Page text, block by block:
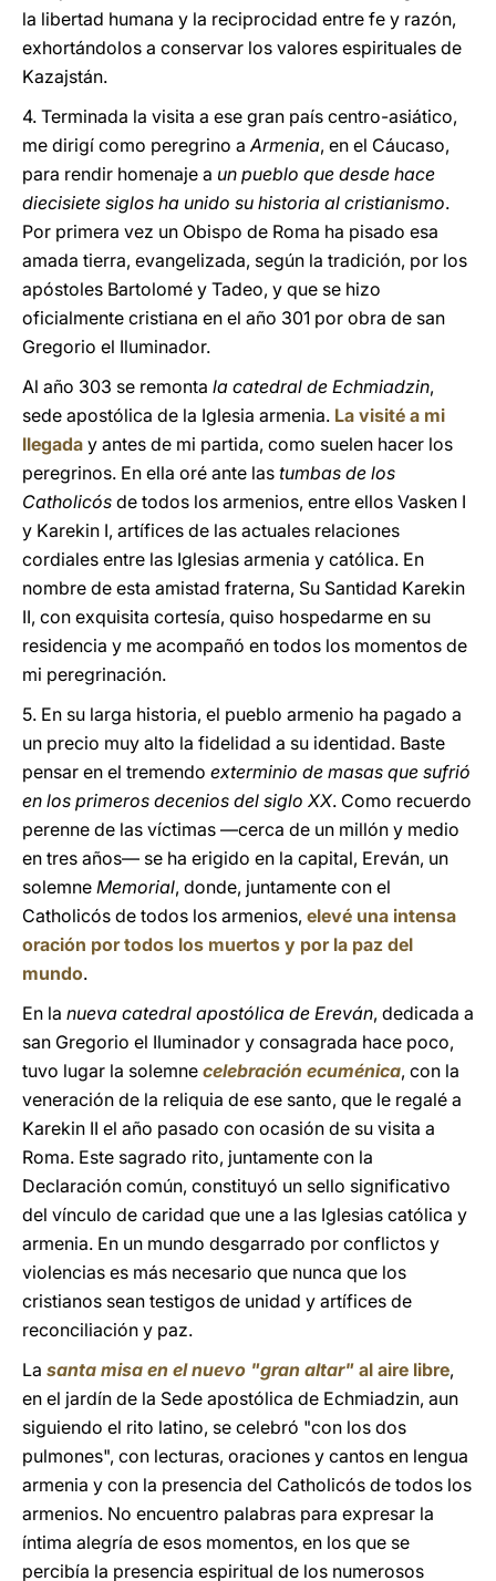
la libertad humana y la reciprocidad entre fe y razón,
exhortándolos a conservar los valores espirituales de
Kazajstán.
4. Terminada la visita a ese gran país centro-asiático,
me dirigí como peregrino aArmenia, en el Cáucaso,
para rendir homenaje a un pueblo que desde hace
diecisiete siglos ha unido su historia al cristianismo.
Por primera vez un Obispo de Roma ha pisado esa
amada tierra, evangelizada, según la tradición, por los
apóstoles Bartolomé y Tadeo, y que se hizo
oficialmente cristiana en el año 301 por obra de san
Gregorio el Iluminador.
Al año 303 se remonta la catedral de Echmiadzin,
sede apostólica de la Iglesia armenia. La visité a mi
llegada y antes de mi partida, como suelen hacer los
peregrinos. En ella oré ante las tumbas de los
Catholicós de todos los armenios, entre ellos Vasken I
y Karekin I, artífices de las actuales relaciones
cordiales entre las Iglesias armenia y católica. En
nombre de esta amistad fraterna, Su Santidad Karekin
II, con exquisita cortesía, quiso hospedarme en su
residencia y me acompañó en todos los momentos de
mi peregrinación.
5. En su larga historia, el pueblo armenio ha pagado a
un precio muy alto la fidelidad a su identidad. Baste
pensar en el tremendo exterminio de masas que sufrió
en los primeros decenios del siglo XX. Como recuerdo
perenne de las víctimas —cerca de un millón y medio
en tres años— se ha erigido en la capital, Ereván, un
solemne Memorial, donde, juntamente con el
Catholicós de todos los armenios, elevé una intensa
oración por todos los muertos y por la paz del
mundo.
En la nueva catedral apostólica de Ereván, dedicada a
san Gregorio el Iluminador y consagrada hace poco,
tuvo lugar la solemne celebración ecuménica, con la
veneración de la reliquia de ese santo, que le regalé a
Karekin II el año pasado con ocasión de su visita a
Roma. Este sagrado rito, juntamente con la
Declaración común, constituyó un sello significativo
del vínculo de caridad que une a las Iglesias católica y
armenia. En un mundo desgarrado por conflictos y
violencias es más necesario que nunca que los
cristianos sean testigos de unidad y artífices de
reconciliación y paz.
La santa misa en el nuevo "gran altar" al aire libre,
en el jardín de la Sede apostólica de Echmiadzin, aun
siguiendo el rito latino, se celebró "con los dos
pulmones", con lecturas, oraciones y cantos en lengua
armenia y con la presencia del Catholicós de todos los
armenios. No encuentro palabras para expresar la
íntima alegría de esos momentos, en los que se
percibía la presencia espiritual de los numerosos